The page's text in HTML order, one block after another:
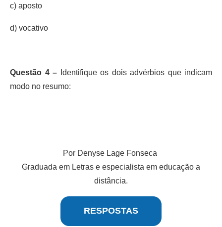
c) aposto
d) vocativo
Questão 4 – Identifique os dois advérbios que indicam
modo no resumo:
Por Denyse Lage Fonseca
Graduada em Letras e especialista em educação a
distância.
RESPOSTAS